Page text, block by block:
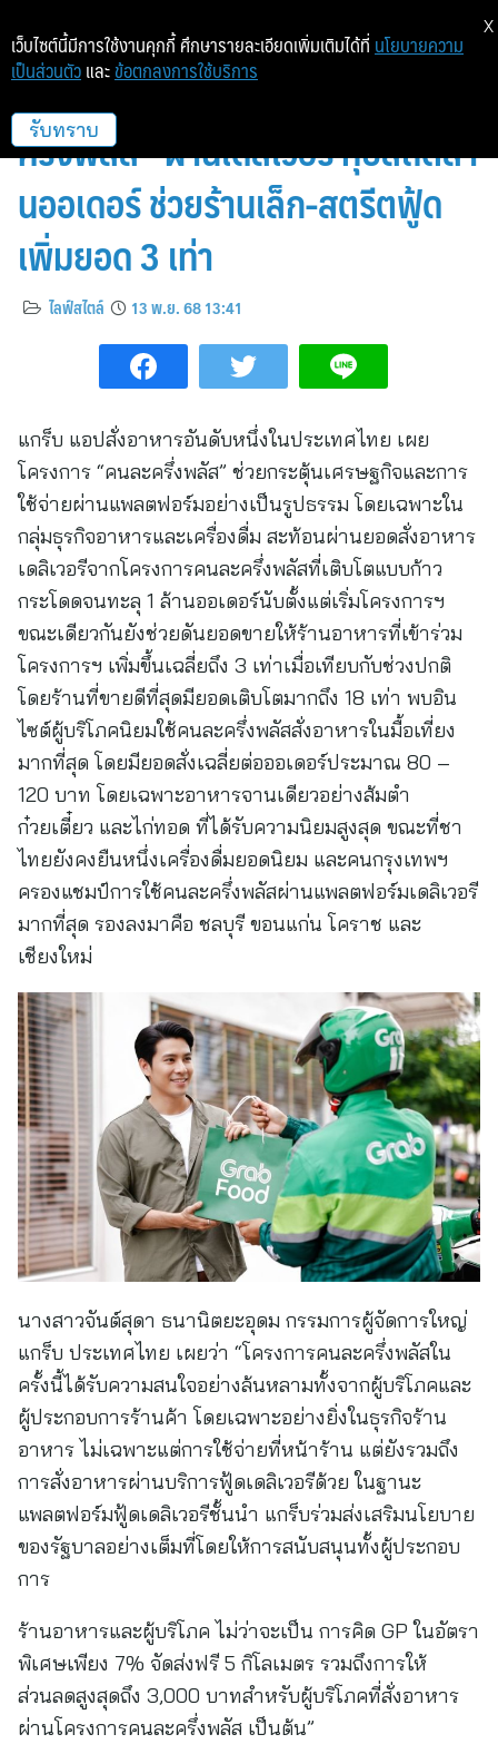
แกร็บฟู้ด เผยคนไทยแห่ใช้ “คนละ
ครึ่งพลัส” ผ่านเดลิเวอรี ทุบสถิติล้า
นออเดอร์ ช่วยร้านเล็ก-สตรีตฟู้ด
เพิ่มยอด 3 เท่า
ไลฟ์สไตล์ 13 พ.ย. 68 13:41
แกร็บ แอปสั่งอาหารอันดับหนึ่งในประเทศไทย เผย
โครงการ “คนละครึ่งพลัส” ช่วยกระตุ้นเศรษฐกิจและการ
ใช้จ่ายผ่านแพลตฟอร์มอย่างเป็นรูปธรรม โดยเฉพาะใน
กลุ่มธุรกิจอาหารและเครื่องดื่ม สะท้อนผ่านยอดสั่งอาหาร
เดลิเวอรีจากโครงการคนละครึ่งพลัสที่เติบโตแบบก้าว
กระโดดจนทะลุ 1 ล้านออเดอร์นับตั้งแต่เริ่มโครงการฯ
ขณะเดียวกันยังช่วยดันยอดขายให้ร้านอาหารที่เข้าร่วม
โครงการฯ เพิ่มขึ้นเฉลี่ยถึง 3 เท่าเมื่อเทียบกับช่วงปกติ
โดยร้านที่ขายดีที่สุดมียอดเติบโตมากถึง 18 เท่า พบอิน
ไซต์ผู้บริโภคนิยมใช้คนละครึ่งพลัสสั่งอาหารในมื้อเที่ยง
มากที่สุด โดยมียอดสั่งเฉลี่ยต่อออเดอร์ประมาณ 80 –
120 บาท โดยเฉพาะอาหารจานเดียวอย่างส้มตำ
ก๋วยเตี๋ยว และไก่ทอด ที่ได้รับความนิยมสูงสุด ขณะที่ชา
ไทยยังคงยืนหนึ่งเครื่องดื่มยอดนิยม และคนกรุงเทพฯ
ครองแชมป์การใช้คนละครึ่งพลัสผ่านแพลตฟอร์มเดลิเวอรี
มากที่สุด รองลงมาคือ ชลบุรี ขอนแก่น โคราช และ
เชียงใหม่
นางสาวจันต์สุดา ธนานิตยะอุดม กรรมการผู้จัดการใหญ่
แกร็บ ประเทศไทย เผยว่า “โครงการคนละครึ่งพลัสใน
ครั้งนี้ได้รับความสนใจอย่างล้นหลามทั้งจากผู้บริโภคและ
ผู้ประกอบการร้านค้า โดยเฉพาะอย่างยิ่งในธุรกิจร้าน
อาหาร ไม่เฉพาะแต่การใช้จ่ายที่หน้าร้าน แต่ยังรวมถึง
การสั่งอาหารผ่านบริการฟู้ดเดลิเวอรีด้วย ในฐานะ
แพลตฟอร์มฟู้ดเดลิเวอรีชั้นนำ แกร็บร่วมส่งเสริมนโยบาย
ของรัฐบาลอย่างเต็มที่โดยให้การสนับสนุนทั้งผู้ประกอบ
การ
ร้านอาหารและผู้บริโภค ไม่ว่าจะเป็น การคิด GP ในอัตรา
พิเศษเพียง 7% จัดส่งฟรี 5 กิโลเมตร รวมถึงการให้
ส่วนลดสูงสุดถึง 3,000 บาทสำหรับผู้บริโภคที่สั่งอาหาร
ผ่านโครงการคนละครึ่งพลัส เป็นต้น”
เว็บไซต์นี้มีการใช้งานคุกกี้ ศึกษารายละเอียดเพิ่มเติมได้ที่ นโยบายความ
เป็นส่วนตัว และ ข้อตกลงการใช้บริการ
รับทราบ
X